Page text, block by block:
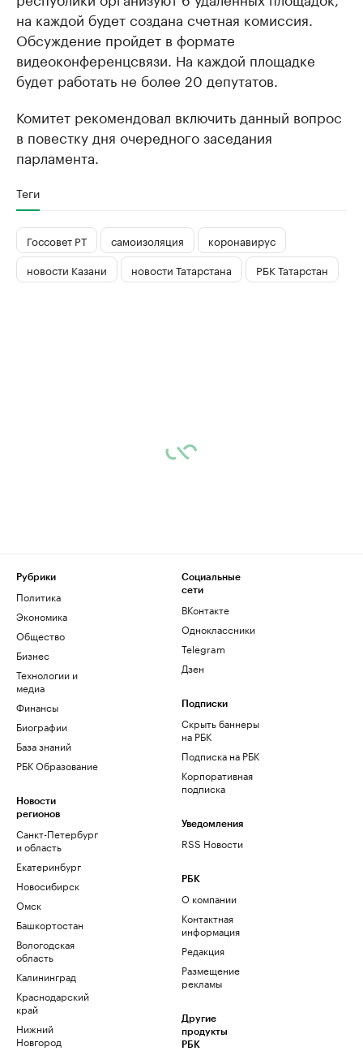
на каждой будет создана счетная комиссия.
Обсуждение пройдет в формате
видеоконференцсвязи. На каждой площадке
будет работать не более 20 депутатов.
Комитет рекомендовал включить данный вопрос
в повестку дня очередного заседания
парламента.
Теги
Госсовет РТ самоизоляция
коронавирус
новости Казани
новости Татарстана РБК Татарстан
Рубрики
Политика
Экономика
Общество
Бизнес
Технологии и
медиа
Финансы
Биографии
База знаний
РБК Образование
Новости
регионов
Санкт-Петербург
и область
Екатеринбург
Новосибирск
Омск
Башкортостан
Вологодская
область
Калининград
Краснодарский
край
Нижний
Новгород
Социальные
сети
ВКонтакте
Одноклассники
Telegram
Дзен
Подписки
Скрыть баннеры
на РБК
Подписка на РБК
Корпоративная
подписка
Уведомления
RSS Новости
РБК
О компании
Контактная
информация
Редакция
Размещение
рекламы
Другие
продукты
РБК